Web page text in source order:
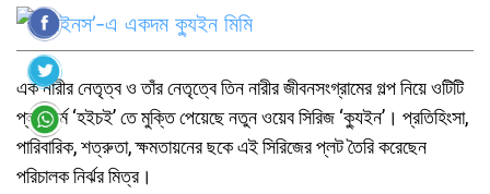
এক নারীর নেতৃত্ব ও তাঁর নেতৃত্বে তিন নারীর জীবনসংগ্রামের গল্প নিয়ে ওটিটি
প্লাটফর্ম ‘হইচই’ তে মুক্তি পেয়েছে নতুন ওয়েব সিরিজ ‘ক্যুইন’। প্রতিহিংসা,
পারিবারিক, শত্রুতা, ক্ষমতায়নের ছকে এই সিরিজের প্লট তৈরি করেছেন
পরিচালক নির্ঝর মিত্র।